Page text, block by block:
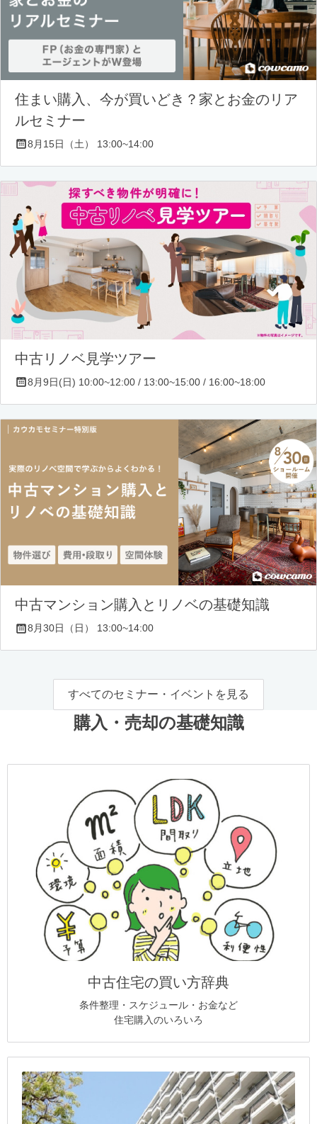
住まい購入、今が買いどき？家とお金のリア
ルセミナー
8月15日（土） 13:00~14:00
中古リノベ見学ツアー
8月9日(日) 10:00~12:00 / 13:00~15:00 / 16:00~18:00
中古マンション購入とリノベの基礎知識
8月30日（日） 13:00~14:00
すべてのセミナー・イベントを見る
購入・売却の基礎知識
中古住宅の買い方辞典
条件整理・スケジュール・お金など
住宅購入のいろいろ